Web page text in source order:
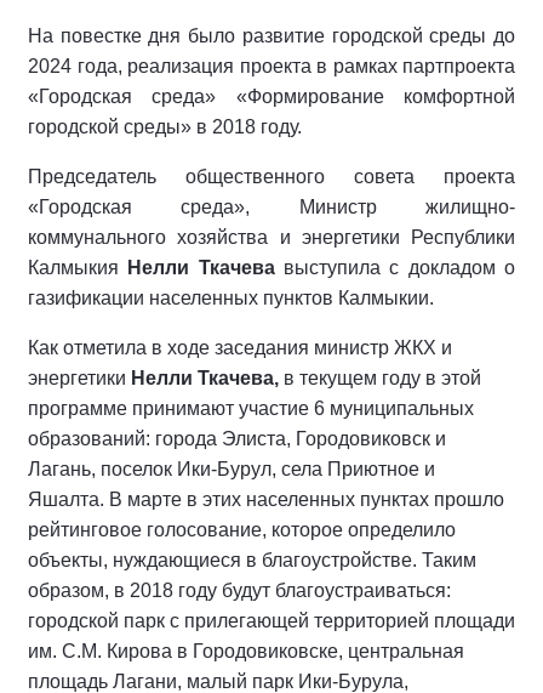
На повестке дня было развитие городской среды до
2024 года, реализация проекта в рамках партпроекта
«Городская среда» «Формирование комфортной
городской среды» в 2018 году.
Председатель общественного совета проекта
«Городская среда», Министр жилищно-
коммунального хозяйства и энергетики Республики
Калмыкия
Нелли Ткачевавыступила с докладом о
газификации населенных пунктов Калмыкии.
Как отметила в ходе заседания министр ЖКХ и
энергетики Нелли Ткачева, в текущем году в этой
программе принимают участие 6 муниципальных
образований: города Элиста, Городовиковск и
Лагань, поселок Ики-Бурул, села Приютное и
Яшалта. В марте в этих населенных пунктах прошло
рейтинговое голосование, которое определило
объекты, нуждающиеся в благоустройстве. Таким
образом, в 2018 году будут благоустраиваться:
городской парк с прилегающей территорией площади
им. С.М. Кирова в Городовиковске, центральная
площадь Лагани, малый парк Ики-Бурула,